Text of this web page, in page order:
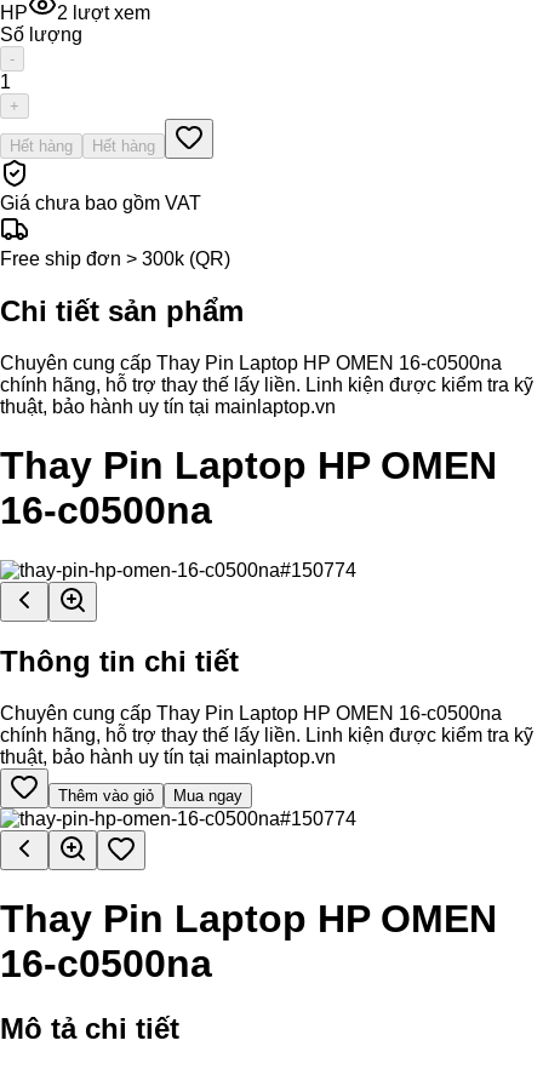
HP 2 lượt xem
Số lượng
-
1
+
Hết hàng Hết hàng
Giá chưa bao gồm VAT
Free ship đơn > 300k (QR)
Chi tiết sản phẩm
Chuyên cung cấp Thay Pin Laptop HP OMEN 16-c0500na
chính hãng, hỗ trợ thay thế lấy liền. Linh kiện được kiểm tra kỹ
thuật, bảo hành uy tín tại mainlaptop.vn
Thay Pin Laptop HP OMEN
16-c0500na
Thông tin chi tiết
Chuyên cung cấp Thay Pin Laptop HP OMEN 16-c0500na
chính hãng, hỗ trợ thay thế lấy liền. Linh kiện được kiểm tra kỹ
thuật, bảo hành uy tín tại mainlaptop.vn
Thêm vào giỏ Mua ngay
Thay Pin Laptop HP OMEN
16-c0500na
Mô tả chi tiết